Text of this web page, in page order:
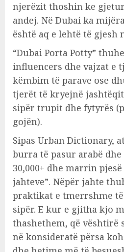
njerëzit thoshin ke
andej. Në Dubai ka
është aq e lehtë të gjesh
“Dubai Porta Potty”
influencers dhe vajzat e
këmbim të parave ose
tjerët të kryejnë
sipër trupit dhe fytyrës
gojën).
Sipas Urban Dictionary,
burra të pasur arabë
30,000+ dhe marrin pjesë
jahteve”. Nëpër jahte
praktikat e tmerrshme
sipër. E kur e gjitha kjo
thashethem, që vështirë
në konsideratë përsa